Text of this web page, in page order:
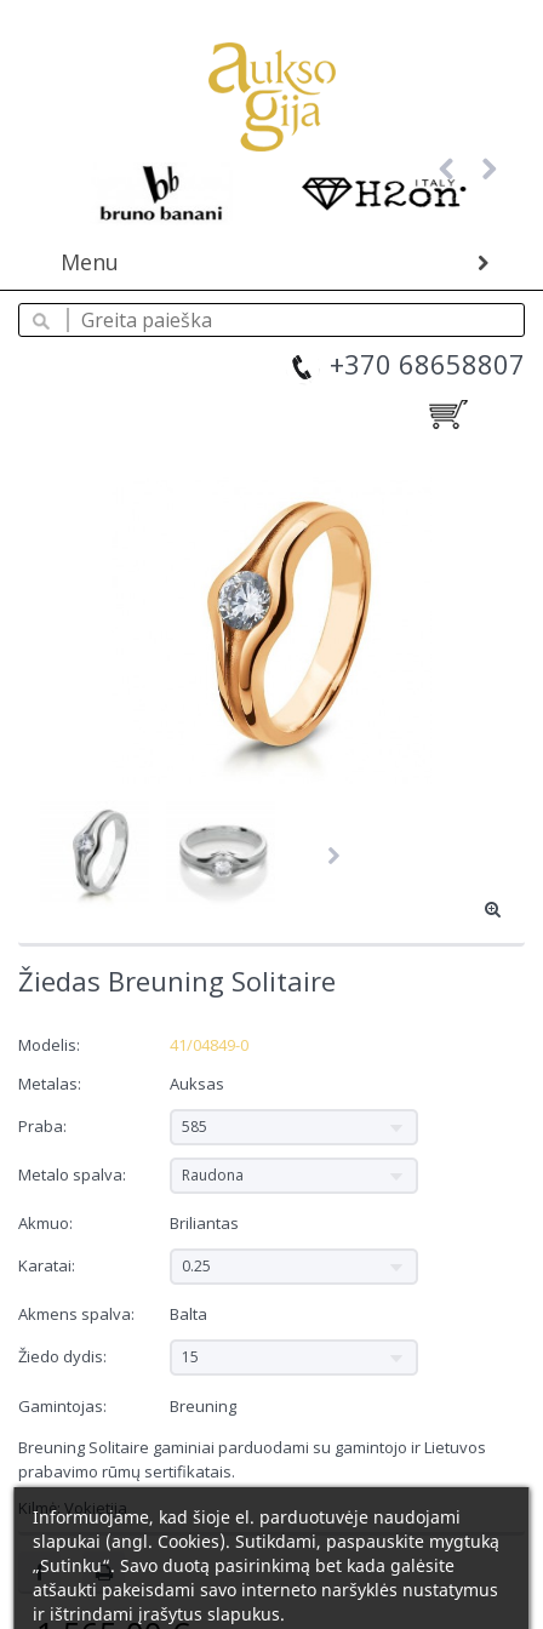
Menu
+370 68658807
Žiedas Breuning Solitaire
Modelis:
41/04849-0
Metalas:
Auksas
Praba:
585
Metalo spalva: Raudona
Akmuo:
Briliantas
Karatai:
0.25
Akmens spalva:
Balta
Žiedo dydis:
15
Gamintojas:
Breuning
Breuning Solitaire gaminiai parduodami su gamintojo ir Lietuvos
prabavimo rūmų sertifikatais.
Kilmė: Vokietija
Informuojame, kad šioje el. parduotuvėje naudojami
slapukai (angl. Cookies). Sutikdami, paspauskite mygtuką
„Sutinku“. Savo duotą pasirinkimą bet kada galėsite
atšaukti pakeisdami savo interneto naršyklės nustatymus
ir ištrindami įrašytus slapukus.